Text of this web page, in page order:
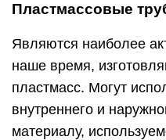
Пластмассовые
Являются наиболее
наше время,
пластмасс. Могут
внутреннего и
материалу,